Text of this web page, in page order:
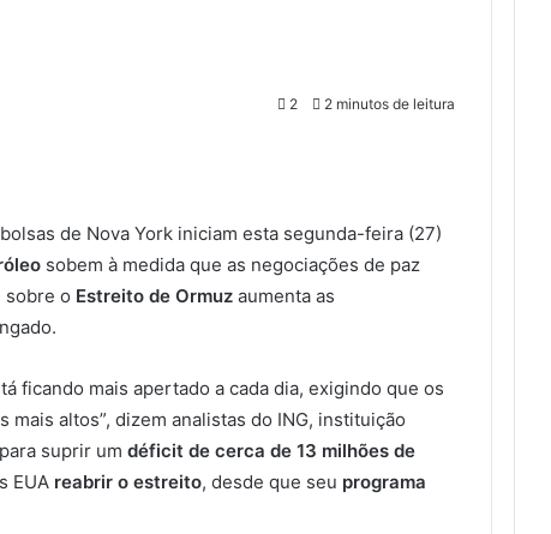
2 2 minutos de leitura
de Nova York iniciam esta segunda-feira (27)
sobem à medida que as negociações de paz
sobre o Estreito de Ormuz aumenta as
ficando mais apertado a cada dia, exigindo que os
altos”, dizem analistas do ING, instituição
suprir um déficit de cerca de 13 milhões de
EUA reabrir o estreito, desde que seu programa